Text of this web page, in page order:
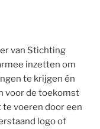
van Stichting
inzetten om
te krijgen én
voor de toekomst
voeren door een
logo of